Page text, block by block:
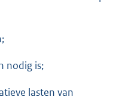
nodig is;
lasten van